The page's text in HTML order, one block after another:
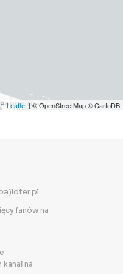
Leaflet| © OpenStreetMap © CartoDB
fanów na
na